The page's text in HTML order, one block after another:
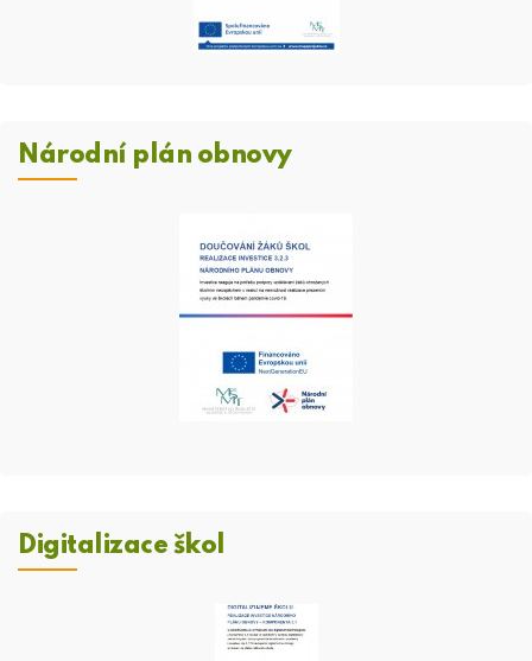
Národní plán obnovy
Digitalizace škol